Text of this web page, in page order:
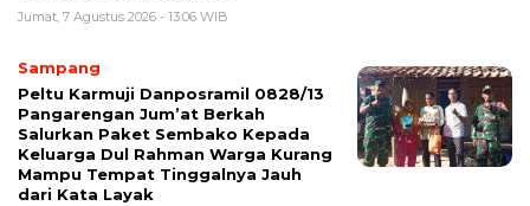
Jumat, 7 Agustus 2026 - 13:06 WIB
Sampang
Peltu Karmuji Danposramil 0828/13
Pangarengan Jum’at Berkah
Salurkan Paket Sembako Kepada
Keluarga Dul Rahman Warga Kurang
Mampu Tempat Tinggalnya Jauh
dari Kata Layak